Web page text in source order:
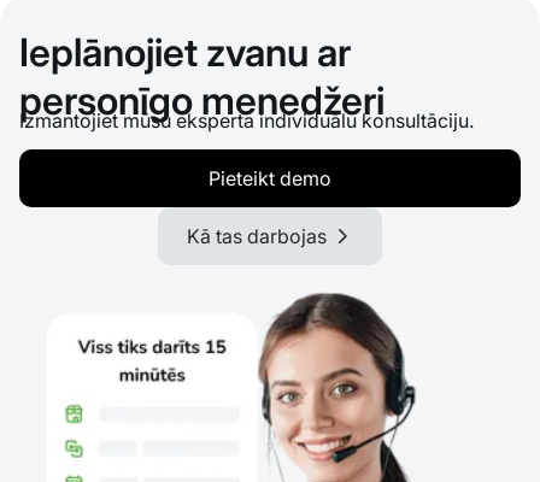
Ieplānojiet zvanu ar
personīgo menedžeri
Izmantojiet mūsu eksperta individuālu konsultāciju.
Pieteikt demo
Kā tas darbojas